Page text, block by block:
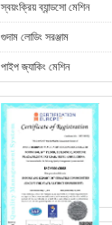
স্বয়ংক্রিয় ব্যান্ডসো মেশিন
গুদাম লোডিং সরঞ্জাম
পাইপ জ্যাকিং মেশিন